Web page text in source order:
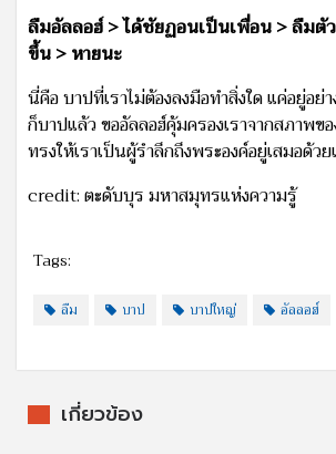
ลืมอัลลอฮ์ > ได้ชัยฏอนเป็นเพื่อน > ลืมตัว
ขึ้น > หายนะ
นี่คือ บาปที่เราไม่ต้องลงมือทำสิ่งใด แค่อยู่อย่
ก็บาปแล้ว ขออัลลอฮ์คุ้มครองเราจากสภาพข
ทรงให้เราเป็นผู้รำลึกถึงพระองค์อยู่เสมอด้วย
credit: ตะดับบุร มหาสมุทรแห่งความรู้
Tags:
ลืม บาป บาปใหญ่ อัลลอฮ์
เกี่ยวข้อง